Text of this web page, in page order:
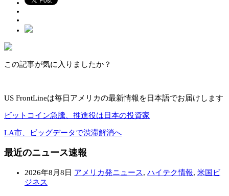
この記事が気に入りましたか？
US FrontLineは毎日アメリカの最新情報を日本語でお届けします
ビットコイン急騰、推進役は日本の投資家
LA市、ビッグデータで渋滞解消へ
最近のニュース速報
2026年8月8日 アメリカ発ニュース, ハイテク情報, 米国ビ
ジネス